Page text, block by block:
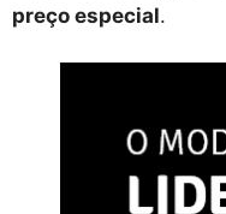
preço especial.